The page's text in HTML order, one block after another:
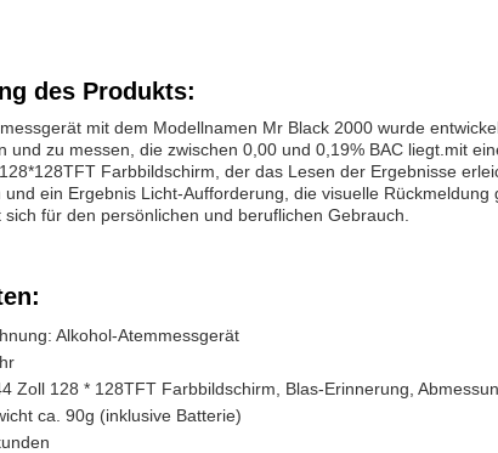
des Produkts:
mit dem Modellnamen Mr Black 2000 wurde
und zu messen, die zwischen 0,00 und 0,19% BAC liegt.mit
Farbbildschirm, der das Lesen der Ergebnisse
ein Ergebnis Licht-Aufforderung, die visuelle
für den persönlichen und beruflichen Gebrauch.
Alkohol-Atemmessgerät
Zoll 128 * 128TFT Farbbildschirm, Blas-Erinnerung,
ca. 90g (inklusive Batterie)